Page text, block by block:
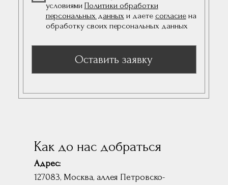
Адрес:
127083, Москва, аллея Петровско-
Как до нас добраться